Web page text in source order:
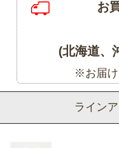
ライン
お
(北海道、
※お届け